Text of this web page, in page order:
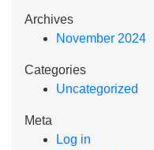
Archives
November 2024
Categories
Uncategorized
Meta
Log in